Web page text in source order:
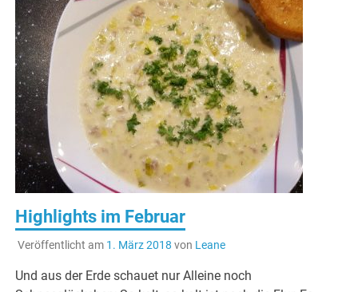
Highlights im Februar
Veröffentlicht am 1. März 2018 von Leane
Und aus der Erde schauet nur Alleine noch